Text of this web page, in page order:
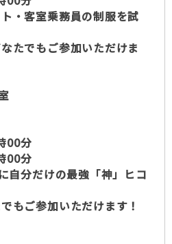
・客室乗務員の制服を試
たでもご参加いただけま
00分
00分
自分だけの最強「神」ヒコ
もご参加いただけます！